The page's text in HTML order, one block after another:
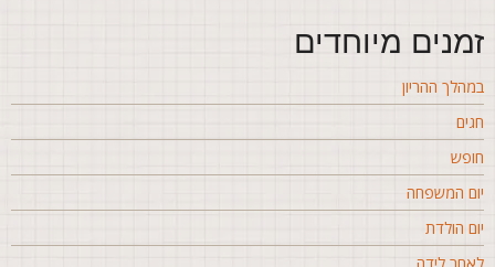
מיוחדים
ההריון
המשפחה
הולדת